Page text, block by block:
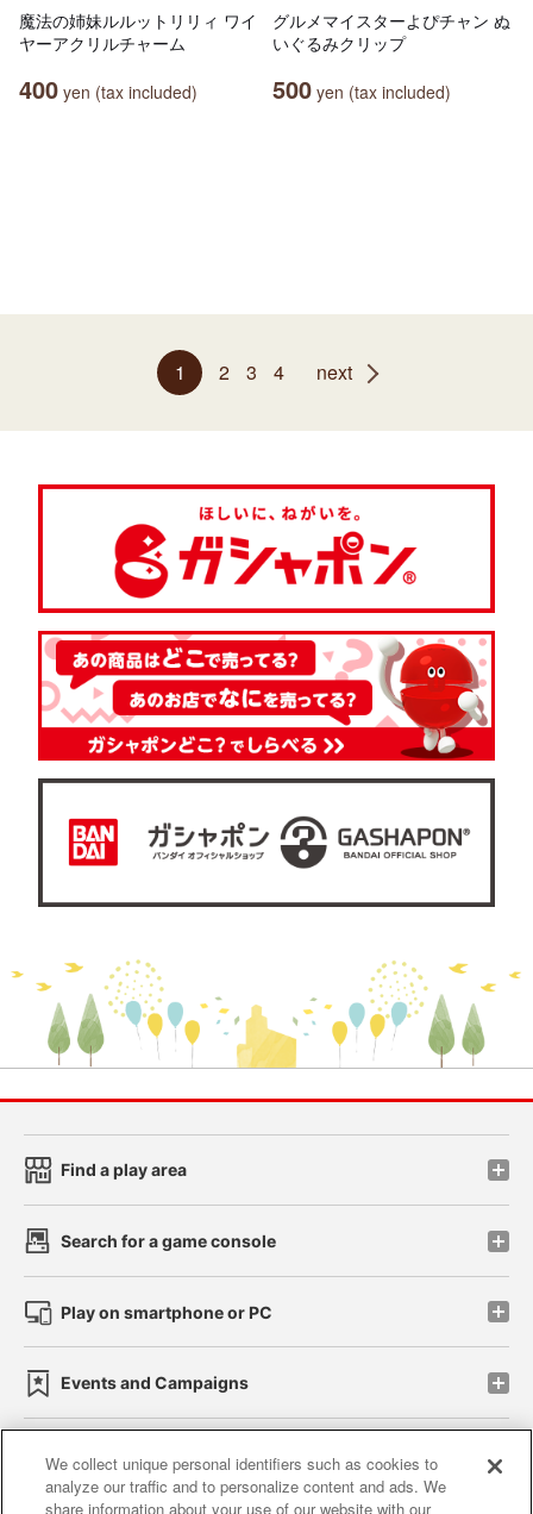
魔法の姉妹ルルットリリィ ワイ
ヤーアクリルチャーム
400 yen (tax included)
グルメマイスターよぴチャン ぬ
いぐるみクリップ
500 yen (tax included)
1 2 3 4 next
Find a play area
Search for a game console
Play on smartphone or PC
Events and Campaigns
Affiliate Sustainability site policy privacy policy
We collect unique personal identifiers such as cookies to
analyze our traffic and to personalize content and ads. We
share information about your use of our website with our